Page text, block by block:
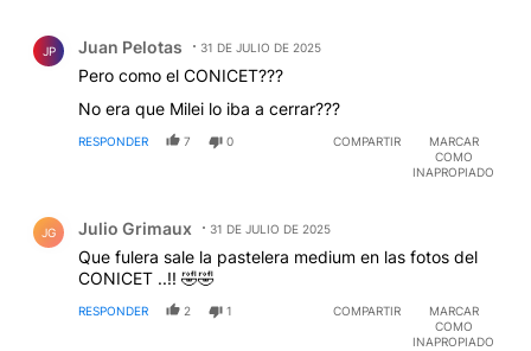
JP Juan Pelotas 31 DE JULIO DE 2025
Pero como el CONICET???
No era que Milei lo iba a cerrar???
RESPONDER 7 0 COMPARTIR
MARCAR
COMO
INAPROPIADO
JG Julio Grimaux 31 DE JULIO DE 2025
Que fulera sale la pastelera medium en las fotos del
CONICET ..!! 🤣🤣
RESPONDER 2 1 COMPARTIR
MARCAR
COMO
INAPROPIADO